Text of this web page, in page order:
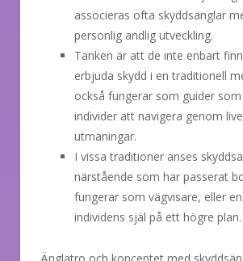
associeras ofta skyddsänglar
personlig andlig utveckling.
Tanken är att de inte enbart
erbjuda skydd i en traditionell
också fungerar som guider
individer att navigera genom
utmaningar.
I vissa traditioner anses
närstående som har passerat
fungerar som vägvisare, eller
individens själ på ett högre plan.
Änglatro och konceptet med